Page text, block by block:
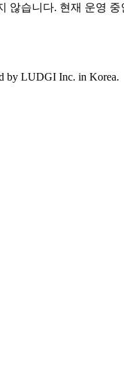
않습니다. 현재 운영
by LUDGI Inc. in Korea.